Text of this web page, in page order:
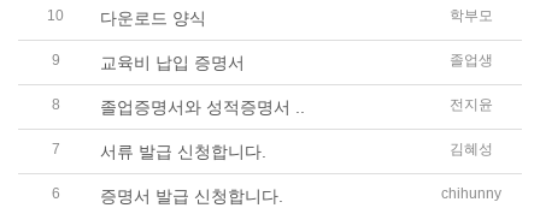
10 다운로드 양식 학부모
9 교육비 납입 증명서 졸업생
8 졸업증명서와 성적증명서 .. 전지윤
7 서류 발급 신청합니다. 김혜성
6 증명서 발급 신청합니다. chihunny